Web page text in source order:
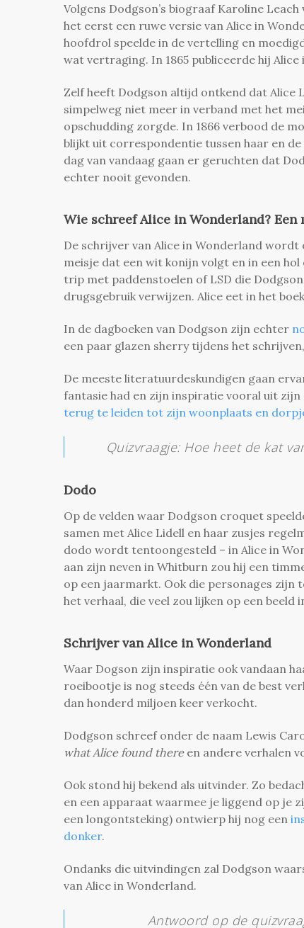
Volgens Dodgson’s biograaf Karoline
het eerst een ruwe versie van Alice in
hoofdrol speelde in de vertelling en
wat vertraging. In 1865 publiceerde hij
Zelf heeft Dodgson altijd ontkend dat Alice
simpelweg niet meer in verband met het
opschudding zorgde. In 1866 verbood de
blijkt uit correspondentie tussen haar en
dag van vandaag gaan er geruchten dat
echter nooit gevonden.
Wie schreef Alice in Wonderland? Een
De schrijver van Alice in Wonderland
meisje dat een wit konijn volgt en in een
trip met paddenstoelen of LSD die
drugsgebruik verwijzen. Alice eet in het boek
In de dagboeken van Dodgson zijn echter
een paar glazen sherry tijdens het
De meeste literatuurdeskundigen gaan
fantasie had en zijn inspiratie vooral uit zijn
terug te leiden tot zijn woonplaats en
Quizvraagje: Hoe heet de kat
Dodo
Op de velden waar Dodgson croquet
samen met Alice Lidell en haar zusjes
dodo wordt tentoongesteld – in Alice in
aan zijn neven in Whitburn zou hij een
op een jaarmarkt. Ook die personages zijn
het verhaal, die veel zou lijken op een beeld
Schrijver van Alice in Wonderland
Waar Dogson zijn inspiratie ook vandaan
roeibootje is nog steeds één van de best
dan honderd miljoen keer verkocht.
Dodgson schreef onder de naam Lewis
what Alice found thereen andere verhalen
Ook stond hij bekend als uitvinder. Zo
en een apparaat waarmee je liggend op je
een longontsteking) ontwierp hij nog een
donker.
Ondanks die uitvindingen zal Dodgson
van Alice in Wonderland.
Antwoord op de